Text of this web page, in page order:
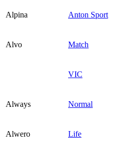
Alpina Anton Sport
Alvo Match
VIC
Always Normal
Alwero Life